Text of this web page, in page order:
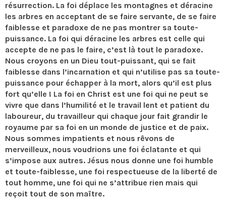
résurrection. La foi déplace les montagnes et déracine
les arbres en acceptant de se faire servante, de se faire
faiblesse et paradoxe de ne pas montrer sa toute-
puissance. La foi qui déracine les arbres est celle qui
accepte de ne pas le faire, c’est là tout le paradoxe.
Nous croyons en un Dieu tout-puissant, qui se fait
faiblesse dans l’incarnation et qui n’utilise pas sa toute-
puissance pour échapper à la mort, alors qu’il est plus
fort qu’elle ! La foi en Christ est une foi qui ne peut se
vivre que dans l’humilité et le travail lent et patient du
laboureur, du travailleur qui chaque jour fait grandir le
royaume par sa foi en un monde de justice et de paix.
Nous sommes impatients et nous rêvons de
merveilleux, nous voudrions une foi éclatante et qui
s’impose aux autres. Jésus nous donne une foi humble
et toute-faiblesse, une foi respectueuse de la liberté de
tout homme, une foi qui ne s’attribue rien mais qui
reçoit tout de son maître.